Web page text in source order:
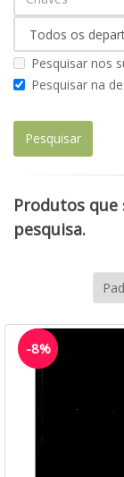
Pesquisar nos
Pesquisar na
Produtos
pesquisa.
-8%